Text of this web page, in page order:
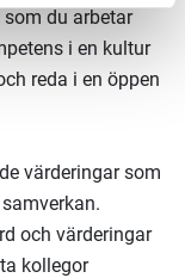
du arbetar
i en kultur
reda i en öppen
värderingar som
och värderingar
kollegor